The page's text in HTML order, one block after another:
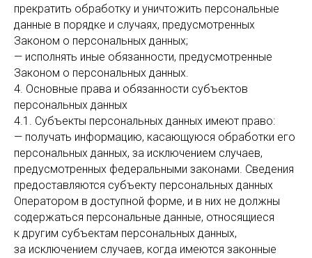
прекратить обработку и уничтожить персональные
данные в порядке и случаях, предусмотренных
Законом о персональных данных;
— исполнять иные обязанности, предусмотренные
Законом о персональных данных.
4. Основные права и обязанности субъектов
персональных данных
4.1. Субъекты персональных данных имеют право:
— получать информацию, касающуюся обработки его
персональных данных, за исключением случаев,
предусмотренных федеральными законами. Сведения
предоставляются субъекту персональных данных
Оператором в доступной форме, и в них не должны
содержаться персональные данные, относящиеся
к другим субъектам персональных данных,
за исключением случаев, когда имеются законные